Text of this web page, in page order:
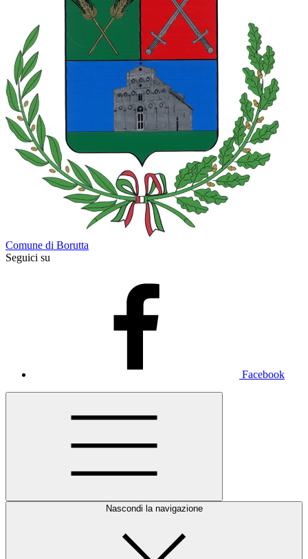
Comune di Borutta
Seguici su
Facebook
Nascondi la navigazione